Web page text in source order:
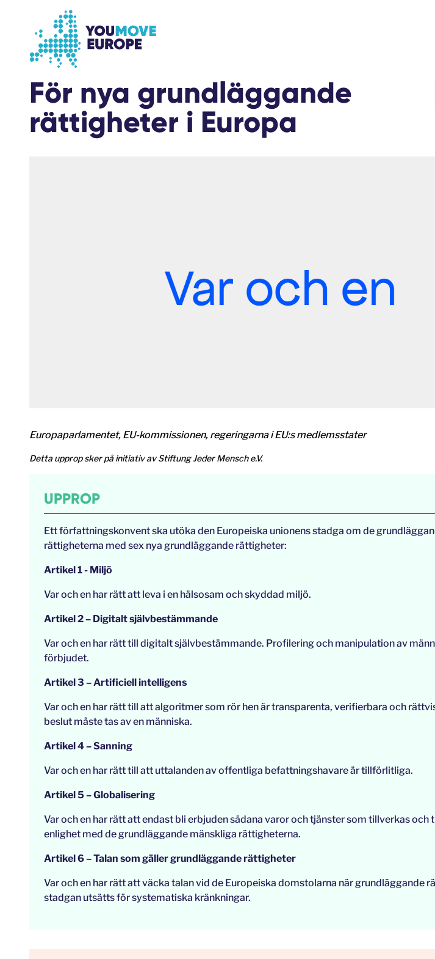
För nya grundläggande
rättigheter i Europa
Europaparlamentet, EU-kommissionen, regeringarna i EU:s medlemsstater
Detta upprop sker på initiativ av Stiftung Jeder Mensch e.V.
UPPROP
Ett författningskonvent ska utöka den Europeiska unionens stadga om de
rättigheterna med sex nya grundläggande rättigheter:
Artikel 1 - Miljö
Var och en har rätt att leva i en hälsosam och skyddad miljö.
Artikel 2 – Digitalt självbestämmande
Var och en har rätt till digitalt självbestämmande. Profilering och manipulation av
förbjudet.
Artikel 3 – Artificiell intelligens
Var och en har rätt till att algoritmer som rör hen är transparenta, verifierbara och
beslut måste tas av en människa.
Artikel 4 – Sanning
Var och en har rätt till att uttalanden av offentliga befattningshavare är tillförlitliga.
Artikel 5 – Globalisering
Var och en har rätt att endast bli erbjuden sådana varor och tjänster som tillverkas och
enlighet med de grundläggande mänskliga rättigheterna.
Artikel 6 – Talan som gäller grundläggande rättigheter
Var och en har rätt att väcka talan vid de Europeiska domstolarna när grundläggande
stadgan utsätts för systematiska kränkningar.